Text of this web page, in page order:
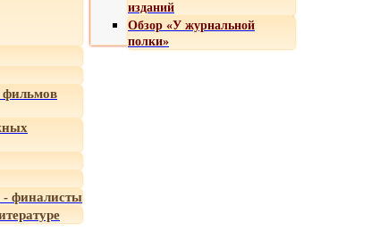
изданий
Обзор «У журнальной
полки»
- финалисты